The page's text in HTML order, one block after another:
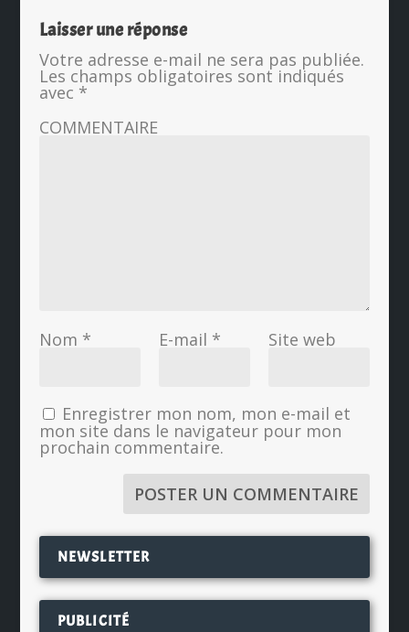
Laisser une réponse
Votre adresse e-mail ne sera pas publiée.
Les champs obligatoires sont indiqués
avec *
COMMENTAIRE
Nom * E-mail * Site web
Enregistrer mon nom, mon e-mail et
mon site dans le navigateur pour mon
prochain commentaire.
NEWSLETTER
PUBLICITÉ